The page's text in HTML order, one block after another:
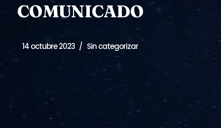
COMUNICADO
14 octubre 2023 Sin categorizar